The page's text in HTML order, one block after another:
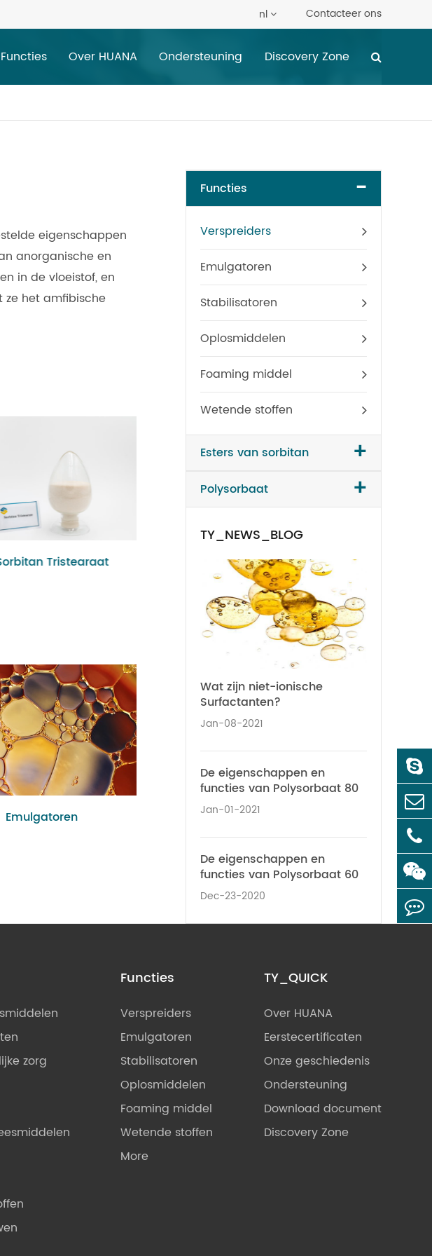
nl Contacteer ons
Functies Over HUANA Ondersteuning Discovery Zone
eigenschappen
anorganische en
in de vloeistof, en
ze het amfibische
Tristearaat Polysorbaat 65
Emulgatoren
Functies -
Verspreiders
Emulgatoren
Stabilisatoren
Oplosmiddelen
Foaming middel
Wetende stoffen
Esters van sorbitan +
Polysorbaat +
TY_NEWS_BLOG
Wat zijn niet-ionische
Surfactanten?
Jan-08-2021
De eigenschappen en
functies van Polysorbaat 80
Jan-01-2021
De eigenschappen en
functies van Polysorbaat 60
Dec-23-2020
zorg
Functies
Verspreiders
Emulgatoren
Stabilisatoren
Oplosmiddelen
Foaming middel
Wetende stoffen
More
TY_QUICK
Over HUANA
Eerstecertificaten
Onze geschiedenis
Ondersteuning
Download document
Discovery Zone